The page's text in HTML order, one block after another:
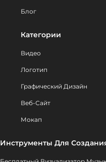
Блог
Категории
Видео
Логотип
Графический Дизайн
Веб-Сайт
Мокап
Инструменты Для